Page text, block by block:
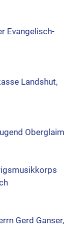
Evangelisch-
Landshut,
Oberglaim
Gerd Ganser,